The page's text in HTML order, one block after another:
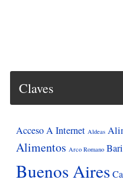
Claves
Acceso A Internet Aldeas
Alimentos Arco Romano
Buenos Aires